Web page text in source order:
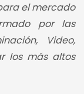
el mercado
por las
Video,
los más altos